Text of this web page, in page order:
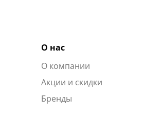
О нас
О компании
Акции и скидки
Бренды